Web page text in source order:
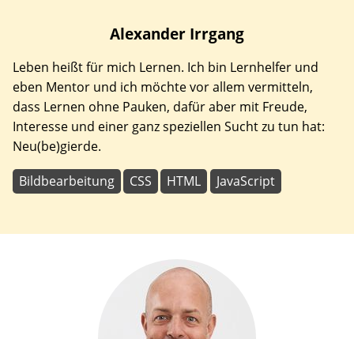
Alexander Irrgang
Leben heißt für mich Lernen. Ich bin Lernhelfer und
eben Mentor und ich möchte vor allem vermitteln,
dass Lernen ohne Pauken, dafür aber mit Freude,
Interesse und einer ganz speziellen Sucht zu tun hat:
Neu(be)gierde.
Bildbearbeitung CSS HTML JavaScript